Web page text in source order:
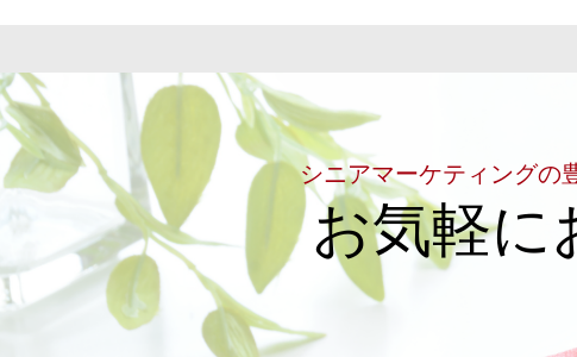
シニアマーケティングの
お気軽に